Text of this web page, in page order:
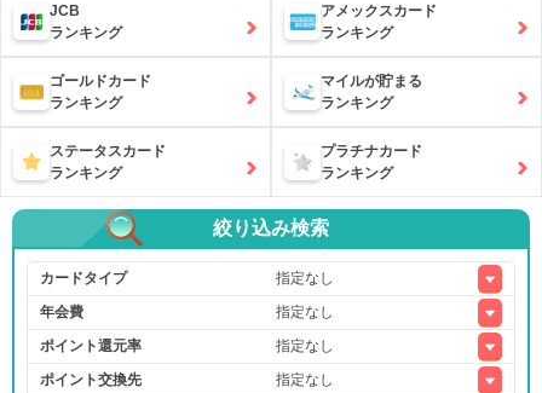
JCB
ランキング
アメックスカード
ランキング
ゴールドカード
ランキング
マイルが貯まる
ランキング
ステータスカード
ランキング
プラチナカード
ランキング
絞り込み検索
カードタイプ
年会費
ポイント還元率
ポイント交換先